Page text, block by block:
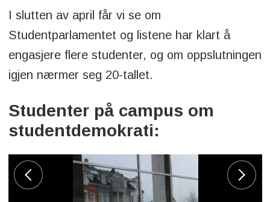
I slutten av april får vi se om
Studentparlamentet og listene har klart å
engasjere flere studenter, og om oppslutningen
igjen nærmer seg 20-tallet.
Studenter på campus om
studentdemokrati: